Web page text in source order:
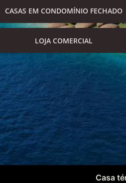
CASAS EM CONDOMÍNIO FECHADO
LOJA COMERCIAL
Casa